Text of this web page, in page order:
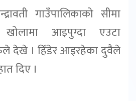
गाउँपालिकाको सीमा
खोलामा आइपुग्दा एउटा
देखे । हिँडेर आइरहेका दुवैले
दिए ।